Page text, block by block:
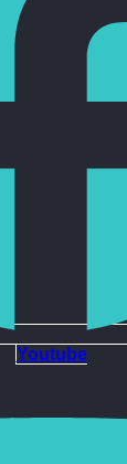
Youtube